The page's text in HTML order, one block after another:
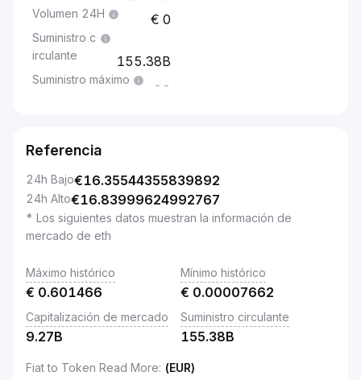
Volumen 24H 0
Suministro c
irculante
155.38B
Suministro máximo --
Referencia
24h Bajo€16.35544355839892
24h Alto€16.83999624992767
* Los siguientes datos muestran la información de
mercado de eth
Máximo histórico
€ 0.601466
Mínimo histórico
€ 0.00007662
Capitalización de mercado
9.27B
Suministro circulante
155.38B
Fiat to Token Read More: (EUR)